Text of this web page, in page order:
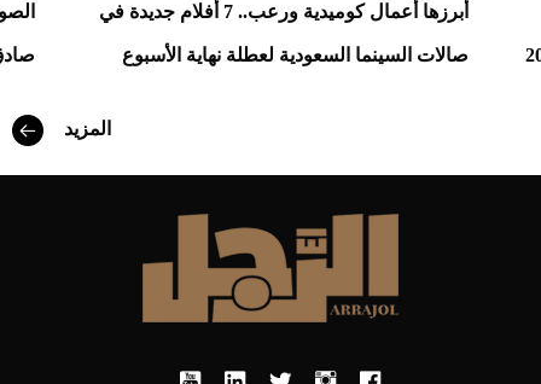
أبرزها أعمال كوميدية ورعب.. 7 أفلام جديدة في
صالات السينما السعودية لعطلة نهاية الأسبوع
المزيد